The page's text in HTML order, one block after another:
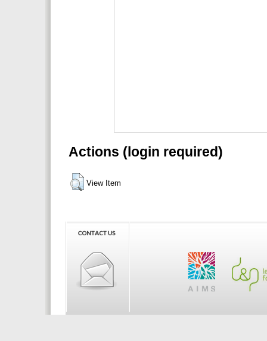
Actions (login required)
View Item